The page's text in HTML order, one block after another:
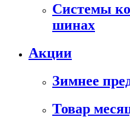
Системы
шинах
Акции
Зимнее
Товар